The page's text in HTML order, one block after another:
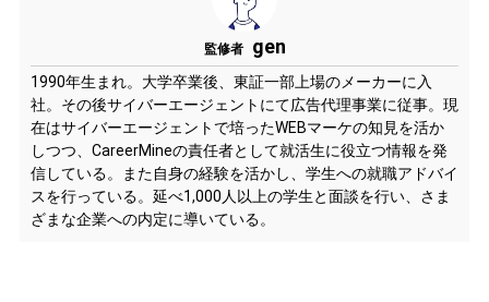
監修者 gen
1990年生まれ。大学卒業後、東証一部上場のメーカーに入
社。その後サイバーエージェントにて広告代理事業に従事。現
在はサイバーエージェントで培ったWEBマーケの知見を活か
しつつ、CareerMineの責任者として就活生に役立つ情報を発
信している。また自身の経験を活かし、学生への就職アドバイ
スを行っている。延べ1,000人以上の学生と面談を行い、さま
ざまな企業への内定に導いている。